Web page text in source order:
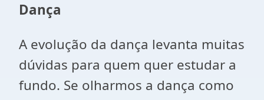
Dança
A evolução da dança levanta muitas
dúvidas para quem quer estudar a
fundo. Se olharmos a dança como